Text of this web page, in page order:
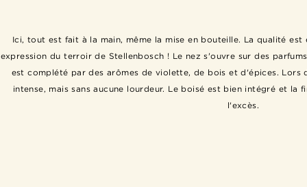
Ici, tout est fait à la main, même la mise en bouteille. La qualité
expression du terroir de Stellenbosch ! Le nez s'ouvre sur des
est complété par des arômes de violette, de bois et d'épices. Lors
intense, mais sans aucune lourdeur. Le boisé est bien intégré et la
l'excès.